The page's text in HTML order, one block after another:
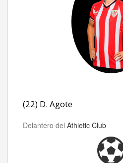
(22) D. Agote
Delantero del Athletic Club